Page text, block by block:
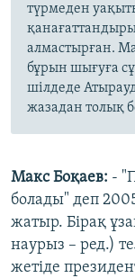
түрмеден
алмастырған.
бұрын шығуға
шілдеде
жазадан толық
Макс Боқаев: -
болады" деп
жатыр. Бірақ
наурыз – ред.)
жетіде